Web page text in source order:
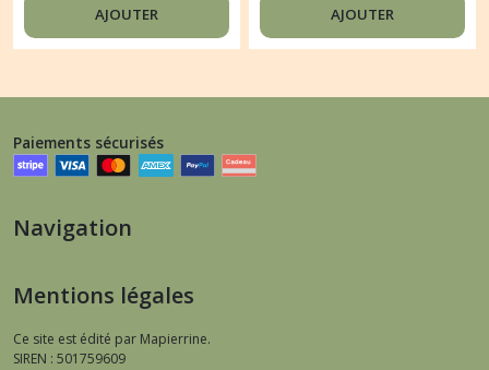
AJOUTER AJOUTER
Paiements sécurisés
Navigation
Mentions légales
Ce site est édité par Mapierrine.
SIREN : 501759609